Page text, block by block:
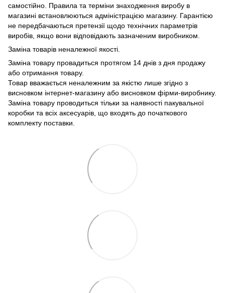
самостійно. Правила та терміни знаходження виробу в
магазині встановлюються адміністрацією магазину. Гарантією
не передбачаються претензії щодо технічних параметрів
виробів, якщо вони відповідають зазначеним виробником.
Заміна товарів неналежної якості.
Заміна товару провадиться протягом 14 днів з дня продажу
або отримання товару.
Товар вважається неналежним за якістю лише згідно з
висновком інтернет-магазину або висновком фірми-виробнику.
Заміна товару проводиться тільки за наявності пакувальної
коробки та всіх аксесуарів, що входять до початкового
комплекту поставки.